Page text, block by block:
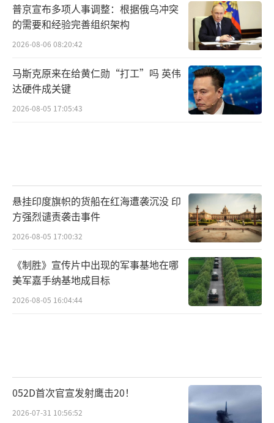
普京宣布多项人事调整：根据俄乌冲突
的需要和经验完善组织架构
2026-08-06 08:20:42
马斯克原来在给黄仁勋“打工”吗 英伟
达硬件成关键
2026-08-05 17:05:43
悬挂印度旗帜的货船在红海遭袭沉没 印
方强烈谴责袭击事件
2026-08-05 17:00:32
《制胜》宣传片中出现的军事基地在哪
美军嘉手纳基地成目标
2026-08-05 16:04:44
052D首次官宣发射鹰击20！
2026-07-31 10:56:52